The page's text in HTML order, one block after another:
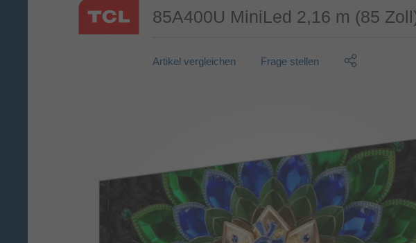
85A400U MiniLed 2,16 m (85
Artikel vergleichen Frage stellen